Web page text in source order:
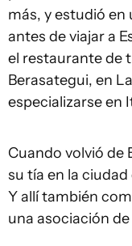
más, y estudió en
antes de viajar a
el restaurante de
Berasategui, en
especializarse en
Cuando volvió de
su tía en la
Y allí también
una asociación